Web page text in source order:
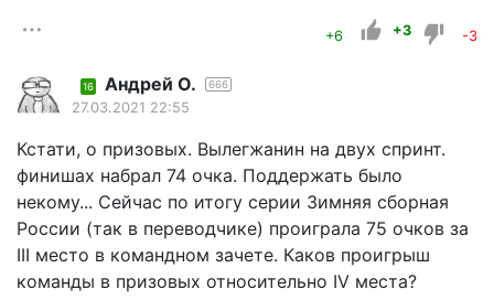
+6 +3 -3
16 Андрей О. 666
27.03.2021 22:55
Кстати, о призовых. Вылегжанин на двух спринт.
финишах набрал 74 очка. Поддержать было
некому... Сейчас по итогу серии Зимняя сборная
России (так в переводчике) проиграла 75 очков за
III место в командном зачете. Каков проигрыш
команды в призовых относительно IV места?